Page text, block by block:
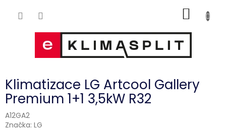
KOŠÍK
Klimatizace LG Artcool Gallery
Premium 1+1 3,5kW R32
A12GA2
Značka: LG